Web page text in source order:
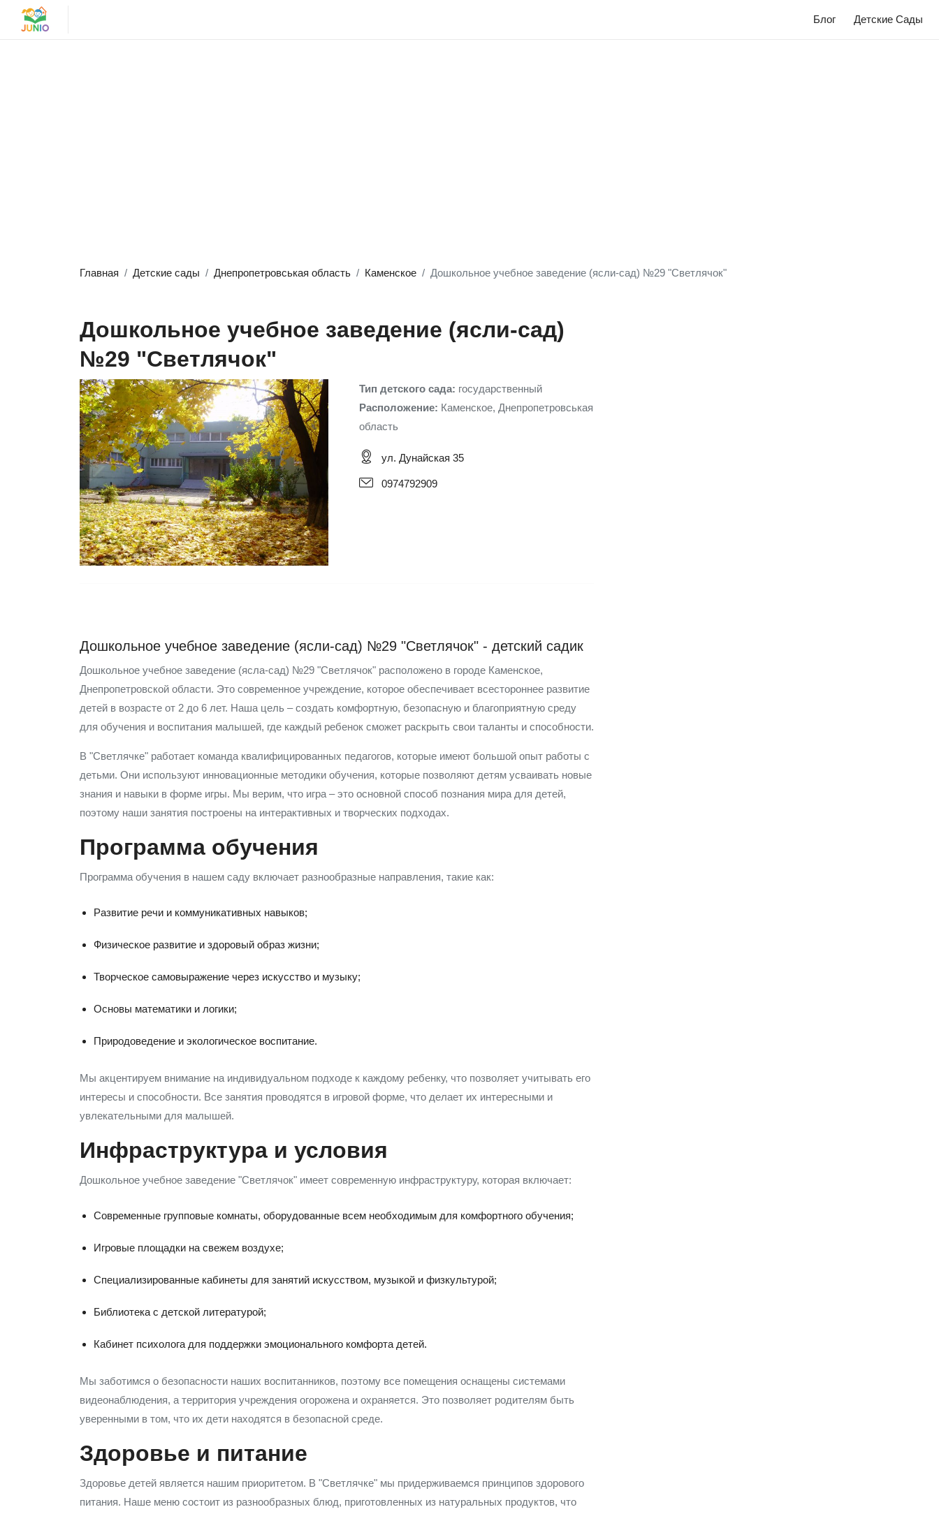
Блог Детские Сады
Главная Детские сады Днепропетровськая область Каменское Дошкольное учебное заведение (ясли-сад) №29 "Светлячок"
Дошкольное учебное заведение (ясли-сад)
№29 "Светлячок"
Тип детского сада: государственный
Расположение: Каменское, Днепропетровськая
область
ул. Дунайская 35
0974792909
Дошкольное учебное заведение (ясли-сад) №29 "Светлячок" - детский садик
Дошкольное учебное заведение (ясла-сад) №29 "Светлячок" расположено в городе Каменское,
Днепропетровской области. Это современное учреждение, которое обеспечивает всестороннее развитие
детей в возрасте от 2 до 6 лет. Наша цель – создать комфортную, безопасную и благоприятную среду
для обучения и воспитания малышей, где каждый ребенок сможет раскрыть свои таланты и способности.
В "Светлячке" работает команда квалифицированных педагогов, которые имеют большой опыт работы с
детьми. Они используют инновационные методики обучения, которые позволяют детям усваивать новые
знания и навыки в форме игры. Мы верим, что игра – это основной способ познания мира для детей,
поэтому наши занятия построены на интерактивных и творческих подходах.
Программа обучения
Программа обучения в нашем саду включает разнообразные направления, такие как:
Развитие речи и коммуникативных навыков;
Физическое развитие и здоровый образ жизни;
Творческое самовыражение через искусство и музыку;
Основы математики и логики;
Природоведение и экологическое воспитание.
Мы акцентируем внимание на индивидуальном подходе к каждому ребенку, что позволяет учитывать его
интересы и способности. Все занятия проводятся в игровой форме, что делает их интересными и
увлекательными для малышей.
Инфраструктура и условия
Дошкольное учебное заведение "Светлячок" имеет современную инфраструктуру, которая включает:
Современные групповые комнаты, оборудованные всем необходимым для комфортного обучения;
Игровые площадки на свежем воздухе;
Специализированные кабинеты для занятий искусством, музыкой и физкультурой;
Библиотека с детской литературой;
Кабинет психолога для поддержки эмоционального комфорта детей.
Мы заботимся о безопасности наших воспитанников, поэтому все помещения оснащены системами
видеонаблюдения, а территория учреждения огорожена и охраняется. Это позволяет родителям быть
уверенными в том, что их дети находятся в безопасной среде.
Здоровье и питание
Здоровье детей является нашим приоритетом. В "Светлячке" мы придерживаемся принципов здорового
питания. Наше меню состоит из разнообразных блюд, приготовленных из натуральных продуктов, что